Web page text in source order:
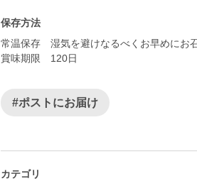
保存方法
常温保存 湿気を避けなるべくお早めにお
賞味期限 120日
#ポストにお届け
カテゴリ